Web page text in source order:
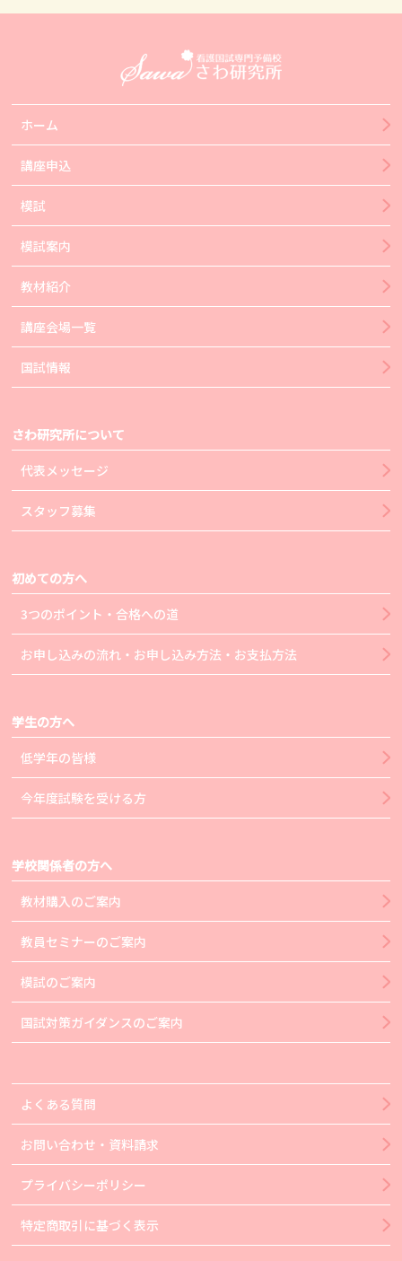
ホーム
講座申込
模試
模試案内
教材紹介
講座会場一覧
国試情報
さわ研究所について
代表メッセージ
スタッフ募集
初めての方へ
3つのポイント・合格への道
お申し込みの流れ・お申し込み方法・お支払方法
学生の方へ
低学年の皆様
今年度試験を受ける方
学校関係者の方へ
教材購入のご案内
教員セミナーのご案内
模試のご案内
国試対策ガイダンスのご案内
よくある質問
お問い合わせ・資料請求
プライバシーポリシー
特定商取引に基づく表示